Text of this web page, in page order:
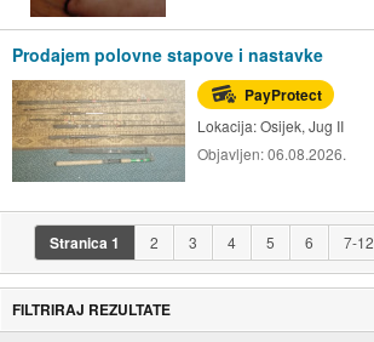
Prodajem polovne stapove i nastavke
PayProtect
Lokacija:Osijek, Jug II
Objavljen:06.08.2026.
Stranica1 2 3 4 5 6 7-12
FILTRIRAJ REZULTATE